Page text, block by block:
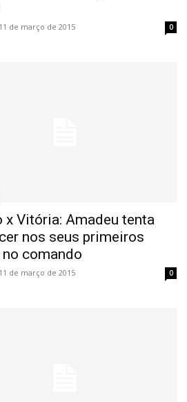
11 de março de 2015 0
x Vitória: Amadeu tenta
nos seus primeiros
comando
11 de março de 2015 0